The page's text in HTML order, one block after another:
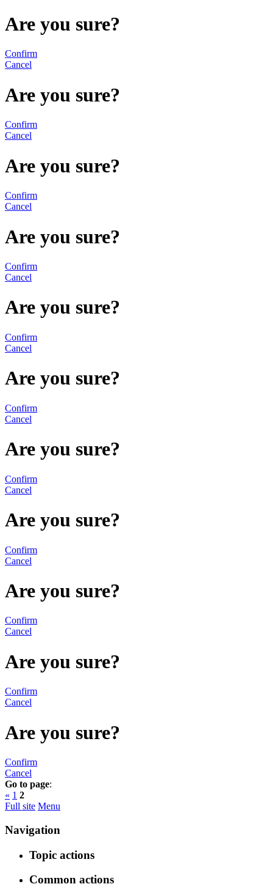
Are you sure?
Confirm
Cancel
Are you sure?
Confirm
Cancel
Are you sure?
Confirm
Cancel
Are you sure?
Confirm
Cancel
Are you sure?
Confirm
Cancel
Are you sure?
Confirm
Cancel
Are you sure?
Confirm
Cancel
Are you sure?
Confirm
Cancel
Are you sure?
Confirm
Cancel
Are you sure?
Confirm
Cancel
Are you sure?
Confirm
Cancel
Go to page:
« 1 2
Full site Menu
Navigation
Topic actions
Common actions